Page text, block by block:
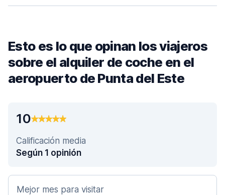
Esto es lo que opinan los viajeros
sobre el alquiler de coche en el
aeropuerto de Punta del Este
10
Calificación media
Según 1 opinión
Mejor mes para visitar